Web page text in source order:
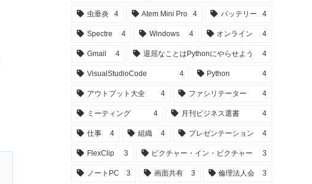
虫垂炎 4 Atem Mini Pro 4 バッテリー 4
Spectre 4 Windows 4 オンライン 4
Gmail 4 退屈なことはPythonにやらせよう 4
VisualStudioCode 4 Python 4
アウトプット大全 4 ファシリテーター 4
ミーティング 4 月刊ビジネス選書 4
仕事 4 組織 4 プレゼンテーション 4
FlexClip 3 ピクチャー・イン・ピクチャー 3
ノートPC 3 画面共有 3 倫理法人会 3